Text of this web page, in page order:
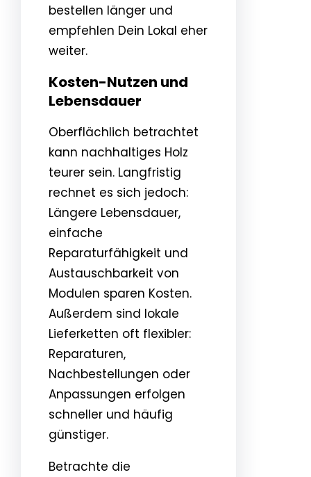
bestellen länger und
empfehlen Dein Lokal eher
weiter.
Kosten-Nutzen und
Lebensdauer
Oberflächlich betrachtet
kann nachhaltiges Holz
teurer sein. Langfristig
rechnet es sich jedoch:
Längere Lebensdauer,
einfache
Reparaturfähigkeit und
Austauschbarkeit von
Modulen sparen Kosten.
Außerdem sind lokale
Lieferketten oft flexibler:
Reparaturen,
Nachbestellungen oder
Anpassungen erfolgen
schneller und häufig
günstiger.
Betrachte die